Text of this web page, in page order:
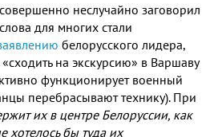
неслучайно заговорил
для многих стали
белорусского лидера,
на экскурсию» в Варшаву
функционирует военный
перебрасывают технику). При
их в центре Белоруссии, как
хотелось бы туда их